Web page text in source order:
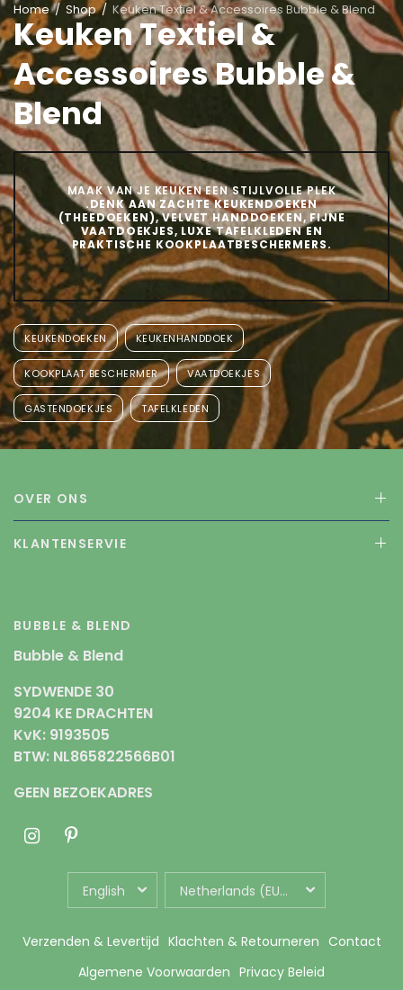
Home / Shop / Keuken Textiel & Accessoires Bubble & Blend
Keuken Textiel &
Accessoires Bubble &
Blend
MAAK VAN JE KEUKEN EEN STIJLVOLLE PLEK
.DENK AAN ZACHTE KEUKENDOEKEN
(THEEDOEKEN), VELVET HANDDOEKEN, FIJNE
VAATDOEKJES, LUXE TAFELKLEDEN EN
PRAKTISCHE KOOKPLAATBESCHERMERS.
KEUKENDOEKEN KEUKENHANDDOEK
KOOKPLAAT BESCHERMER VAATDOEKJES
GASTENDOEKJES TAFELKLEDEN
OVER ONS
KLANTENSERVIE
BUBBLE & BLEND
Bubble & Blend
SYDWENDE 30
9204 KE DRACHTEN
KvK: 9193505
BTW: NL865822566B01
GEEN BEZOEKADRES
UPDATE
COUNTRY/REGION
UPDATE
COUNTRY/REGION
Verzenden & Levertijd Klachten & Retourneren Contact
Algemene Voorwaarden Privacy Beleid